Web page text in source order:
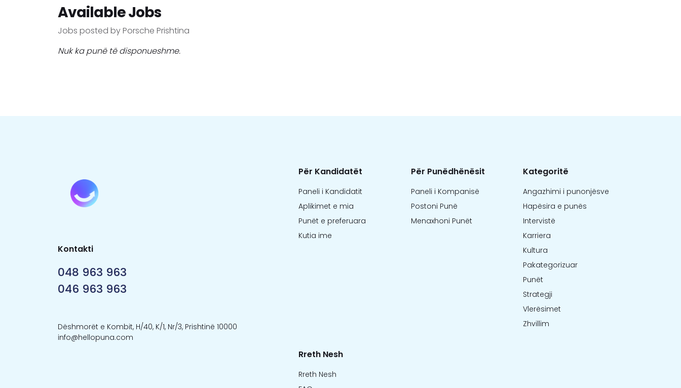
Available Jobs
Jobs posted by Porsche Prishtina
Nuk ka punë të disponueshme.
Kontakti
048 963 963
046 963 963
Dëshmorët e Kombit, H/40, K/1, Nr/3, Prishtinë 10000
info@hellopuna.com
Për Kandidatët
Paneli i Kandidatit
Aplikimet e mia
Punët e preferuara
Kutia ime
Për Punëdhënësit
Paneli i Kompanisë
Postoni Punë
Menaxhoni Punët
Kategoritë
Angazhimi i punonjësve
Hapësira e punës
Intervistë
Karriera
Kultura
Pakategorizuar
Punët
Strategji
Vlerësimet
Zhvillim
Rreth Nesh
Rreth Nesh